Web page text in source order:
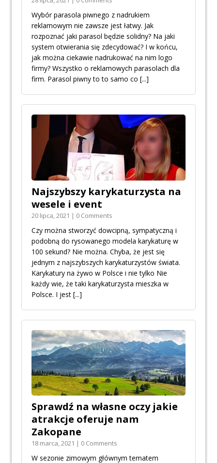
Wybór parasola piwnego z nadrukiem
reklamowym nie zawsze jest łatwy. Jak
rozpoznać jaki parasol będzie solidny? Na jaki
system otwierania się zdecydować? I w końcu,
jak można ciekawie nadrukować na nim logo
firmy? Wszystko o reklamowych parasolach dla
firm. Parasol piwny to to samo co [...]
Najszybszy karykaturzysta na
wesele i event
20 lipca, 2021 | 0 Comments
Czy można stworzyć dowcipną, sympatyczną i
podobną do rysowanego modela karykaturę w
100 sekund? Nie można. Chyba, że jest się
jednym z najszybszych karykaturzystów świata.
Karykatury na żywo w Polsce i nie tylko Nie
każdy wie, że taki karykaturzysta mieszka w
Polsce. I jest [...]
Sprawdź na własne oczy jakie
atrakcje oferuje nam
Zakopane
18 marca, 2021 | 0 Comments
W sezonie zimowym głównym tematem